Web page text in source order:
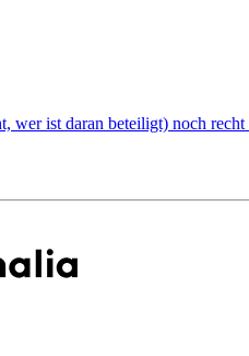
wer ist daran beteiligt) noch